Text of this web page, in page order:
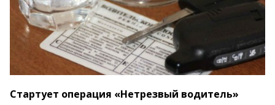
Стартует операция «Нетрезвый водитель»